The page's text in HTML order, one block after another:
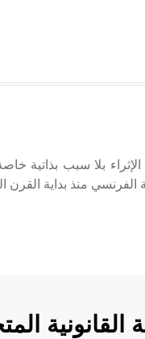
الإثراء بلا سبب بذاتية
منذ بداية القرن
القانونية